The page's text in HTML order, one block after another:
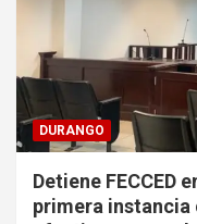
DURANGO
Detiene FECCED
primera instancia